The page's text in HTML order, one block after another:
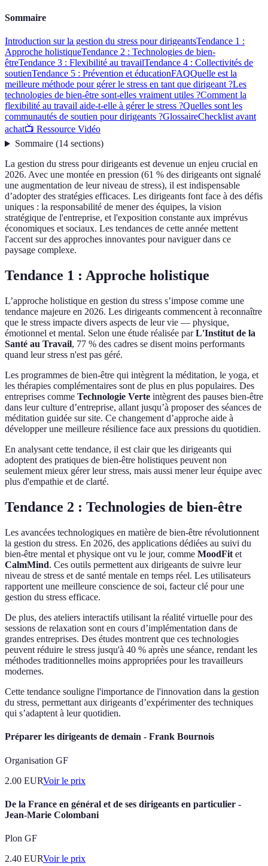
Sommaire
Introduction sur la gestion du stress pour dirigeantsTendance 1 :
Approche holistiqueTendance 2 : Technologies de bien-
êtreTendance 3 : Flexibilité au travailTendance 4 : Collectivités de
soutienTendance 5 : Prévention et éducationFAQQuelle est la
meilleure méthode pour gérer le stress en tant que dirigeant ?Les
technologies de bien-être sont-elles vraiment utiles ?Comment la
flexibilité au travail aide-t-elle à gérer le stress ?Quelles sont les
communautés de soutien pour dirigeants ?GlossaireChecklist avant
achat📺 Ressource Vidéo
Sommaire(14 sections)
La gestion du stress pour dirigeants est devenue un enjeu crucial en
2026. Avec une montée en pression (61 % des dirigeants ont signalé
une augmentation de leur niveau de stress), il est indispensable
d’adopter des stratégies efficaces. Les dirigeants font face à des défis
uniques : la responsabilité de mener des équipes, la vision
stratégique de l'entreprise, et l'exposition constante aux imprévus
économiques et sociaux. Les tendances de cette année mettent
l'accent sur des approches innovantes pour naviguer dans ce
paysage complexe.
Tendance 1 : Approche holistique
L’approche holistique en gestion du stress s’impose comme une
tendance majeure en 2026. Les dirigeants commencent à reconnaître
que le stress impacte divers aspects de leur vie — physique,
émotionnel et mental. Selon une étude réalisée parL'Institut de la
Santé au Travail, 77 % des cadres se disent moins performants
quand leur stress n'est pas géré.
Les programmes de bien-être qui intègrent la méditation, le yoga, et
les thérapies complémentaires sont de plus en plus populaires. Des
entreprises comme Technologie Verte intègrent des pauses bien-être
dans leur culture d’entreprise, allant jusqu’à proposer des séances de
méditation guidée sur site. Ce changement d’approche aide à
développer une meilleure résilience face aux pressions du quotidien.
En analysant cette tendance, il est clair que les dirigeants qui
adoptent des pratiques de bien-être holistiques peuvent non
seulement mieux gérer leur stress, mais aussi mener leur équipe avec
plus d'empathie et de clarté.
Tendance 2 : Technologies de bien-être
Les avancées technologiques en matière de bien-être révolutionnent
la gestion du stress. En 2026, des applications dédiées au suivi du
bien-être mental et physique ont vu le jour, comme MoodFit et
CalmMind. Ces outils permettent aux dirigeants de suivre leur
niveau de stress et de santé mentale en temps réel. Les utilisateurs
rapportent une meilleure conscience de soi, facteur clé pour une
gestion du stress efficace.
De plus, des ateliers interactifs utilisant la réalité virtuelle pour des
sessions de relaxation sont en cours d’implémentation dans de
grandes entreprises. Des études montrent que ces technologies
peuvent réduire le stress jusqu'à 40 % après une séance, rendant les
méthodes traditionnelles moins appropriées pour les travailleurs
modernes.
Cette tendance souligne l'importance de l'innovation dans la gestion
du stress, permettant aux dirigeants d’expérimenter des techniques
qui s’adaptent à leur quotidien.
Préparer les dirigeants de demain - Frank Bournois
Organisation GF
2.00 EURVoir le prix
De la France en général et de ses dirigeants en particulier -
Jean-Marie Colombani
Plon GF
2.40 EURVoir le prix